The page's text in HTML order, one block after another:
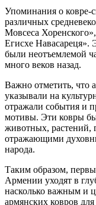
Упоминания о ковре-
различных
Мовсеса
Егисхе Навасареця».
были неотъемлемой
много веков назад.
Важно отметить, что
указывали на
отражали события и
мотивы. Эти ковры
животных, растений,
отражающими
народа.
Таким образом,
Армении уходят в
насколько важным и
армянских ковров